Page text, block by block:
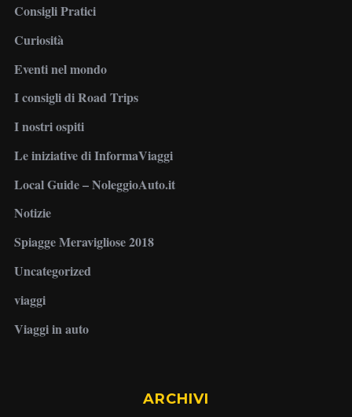
Consigli Pratici
Curiosità
Eventi nel mondo
I consigli di Road Trips
I nostri ospiti
Le iniziative di InformaViaggi
Local Guide – NoleggioAuto.it
Notizie
Spiagge Meravigliose 2018
Uncategorized
viaggi
Viaggi in auto
ARCHIVI